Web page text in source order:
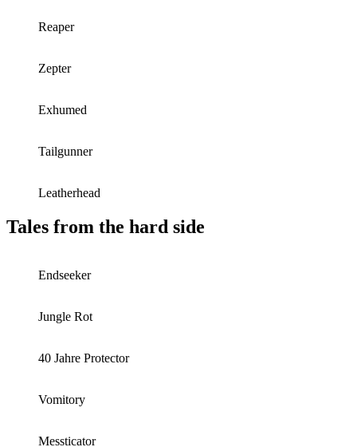
Reaper
Zepter
Exhumed
Tailgunner
Leatherhead
Tales from the hard side
Endseeker
Jungle Rot
40 Jahre Protector
Vomitory
Messticator